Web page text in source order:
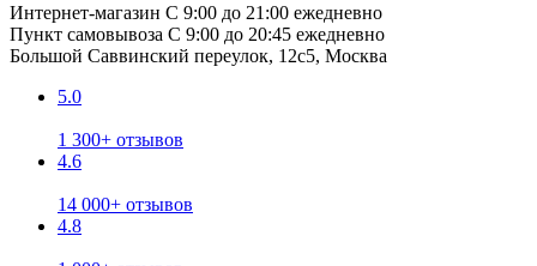
Интернет-магазин С 9:00 до 21:00 ежедневно
Пункт самовывоза С 9:00 до 20:45 ежедневно
Большой Саввинский переулок, 12с5, Москва
5.0
1 300+ отзывов
4.6
14 000+ отзывов
4.8